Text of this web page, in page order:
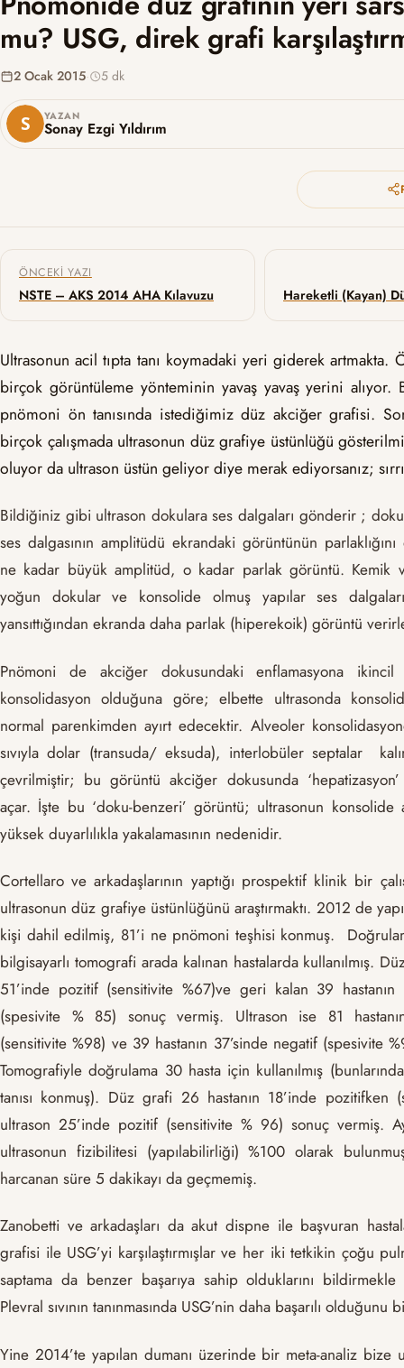
mu? USG, direk grafi
YAZAN
Sonay Ezgi Yıldırım
2 Ocak 2015· 5 dk
Yazı gezinmesi
ÖNCEKI YAZI
NSTE – AKS 2014 AHA Kılavuzu
Ultrasonun acil tıpta tanı koymadaki yeri giderek artmakta.
birçok görüntüleme yönteminin yavaş yavaş yerini alıyor.
pnömoni ön tanısında istediğimiz düz akciğer grafisi.
birçok çalışmada ultrasonun düz grafiye üstünlüğü
oluyor da ultrason üstün geliyor diye merak ediyorsanız;
Bildiğiniz gibi ultrason dokulara ses dalgaları gönderir ;
ses dalgasının amplitüdü ekrandaki görüntünün
ne kadar büyük amplitüd, o kadar parlak görüntü.
yoğun dokular ve konsolide olmuş yapılar ses
yansıttığından ekranda daha parlak (hiperekoik) görüntü
Pnömoni de akciğer dokusundaki enflamasyona
konsolidasyon olduğuna göre; elbette ultrasonda
normal parenkimden ayırt edecektir. Alveoler
sıvıyla dolar (transuda/ eksuda), interlobüler septalar
çevrilmiştir; bu görüntü akciğer dokusunda
açar. İşte bu ‘doku-benzeri’ görüntü; ultrasonun konsolide
yüksek duyarlılıkla yakalamasının nedenidir.
Cortellaro ve arkadaşlarının yaptığı prospektif klinik bir
ultrasonun düz grafiye üstünlüğünü araştırmaktı. 2012 de
kişi dahil edilmiş, 81’i ne pnömoni teşhisi konmuş.
bilgisayarlı tomografi arada kalınan hastalarda kullanılmış.
51’inde pozitif (sensitivite %67)ve geri kalan 39
(spesivite % 85) sonuç vermiş. Ultrason ise 81
(sensitivite %98) ve 39 hastanın 37’sinde negatif (spesivite
Tomografiyle doğrulama 30 hasta için kullanılmış
tanısı konmuş). Düz grafi 26 hastanın 18’inde pozitifken
ultrason 25’inde pozitif (sensitivite % 96) sonuç vermiş.
ultrasonun fizibilitesi (yapılabilirliği) %100 olarak
harcanan süre 5 dakikayı da geçmemiş.
Zanobetti ve arkadaşları da akut dispne ile başvuran
grafisi ile USG’yi karşılaştırmışlar ve her iki tetkikin çoğu
saptama da benzer başarıya sahip olduklarını
Plevral sıvının tanınmasında USG’nin daha başarılı
Yine 2014’te yapılan dumanı üzerinde bir meta-analiz bize